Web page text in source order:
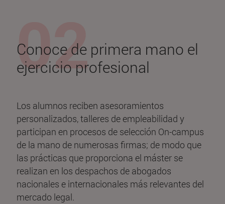
Conoce de primera mano el
ejercicio profesional
Los alumnos reciben asesoramientos
personalizados, talleres de empleabilidad y
participan en procesos de selección On-campus
de la mano de numerosas firmas; de modo que
las prácticas que proporciona el máster se
realizan en los despachos de abogados
nacionales e internacionales más relevantes del
mercado legal.